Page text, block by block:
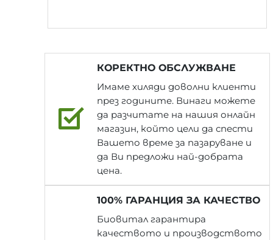
КОРЕКТНО ОБСЛУЖВАНЕ
Имаме хиляди доволни клиенти
през годините. Винаги можете
да разчитате на нашия онлайн
магазин, който цели да спести
Вашето време за пазаруване и
да Ви предложи най-добрата
цена.
100% ГАРАНЦИЯ ЗА КАЧЕСТВО
Биовитал гарантира
качеството и производството